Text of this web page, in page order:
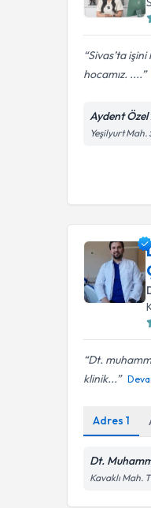
Sivas’ta
hocamız. ....
Aydent Özel
Yeşilyurt Mah.
Dt.
klinik...
Adres1
Dt.
Kavaklı Mah.